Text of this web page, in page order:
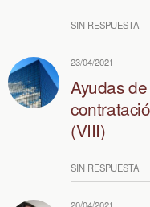
SIN RESPUESTA
23/04/2021
Ayudas
(VIII)
SIN RESPUESTA